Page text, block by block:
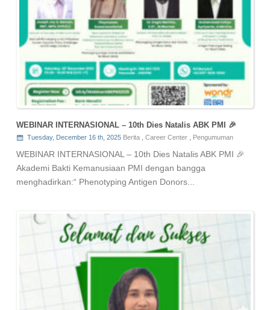
WEBINAR INTERNASIONAL – 10th Dies Natalis ABK PMI 🎉
Tuesday, December 16 th, 2025 Berita ,Career Center Pengumuman
WEBINAR INTERNASIONAL – 10th Dies Natalis ABK PMI 🎉
Akademi Bakti Kemanusiaan PMI dengan bangga
menghadirkan:“ Phenotyping Antigen Donors...